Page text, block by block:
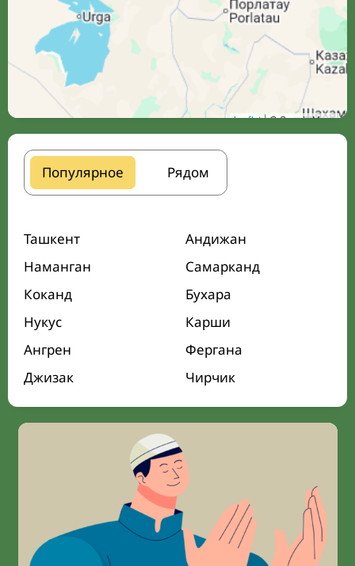
Leaflet| © Google Maps
Популярное Рядом
Ташкент
Андижан
Наманган
Самарканд
Коканд
Бухара
Нукус
Карши
Ангрен
Фергана
Джизак
Чирчик